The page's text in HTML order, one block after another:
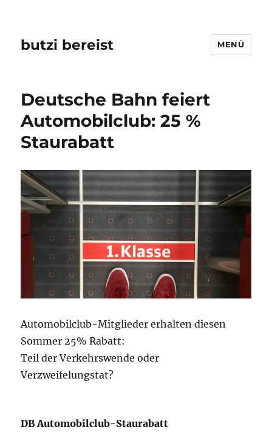
butzi bereist MENÜ
Deutsche Bahn feiert
Automobilclub: 25 %
Staurabatt
Automobilclub-Mitglieder erhalten diesen
Sommer 25% Rabatt:
Teil der Verkehrswende oder
Verzweifelungstat?
DB Automobilclub-Staurabatt